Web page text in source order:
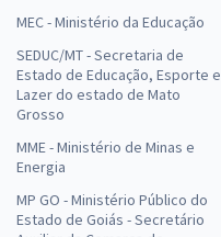
MEC - Ministério da Educação
SEDUC/MT - Secretaria de
Estado de Educação, Esporte e
Lazer do estado de Mato
Grosso
MME - Ministério de Minas e
Energia
MP GO - Ministério Público do
Estado de Goiás - Secretário